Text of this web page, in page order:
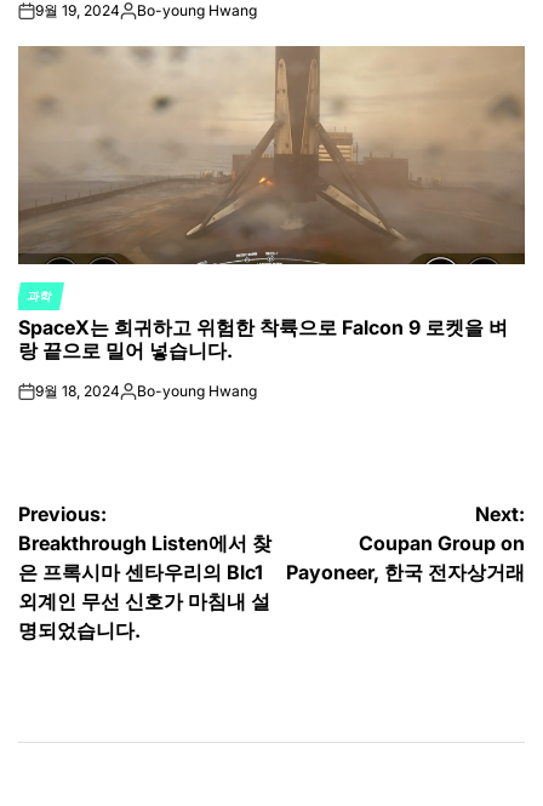
on9월 19, 2024Posted
Bo-young Hwang
POSTED
IN
과학
SpaceX는 희귀하고 위험한 착륙으로 Falcon 9 로켓을 벼
랑 끝으로 밀어 넣습니다.
on9월 18, 2024Posted
Bo-young Hwang
글
탐
색
Previous:
Breakthrough Listen에서 찾
은 프록시마 센타우리의 Blc1
외계인 무선 신호가 마침내 설
명되었습니다.
Next:
Coupan Group on
Payoneer, 한국 전자상거래